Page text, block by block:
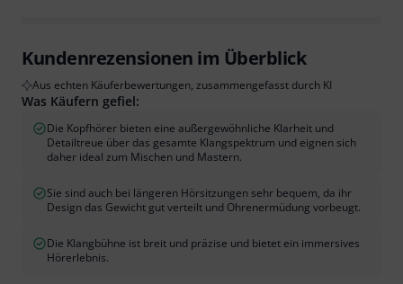
Kundenrezensionen im Überblick
Aus echten Käuferbewertungen, zusammengefasst durch KI
Was Käufern gefiel:
Die Kopfhörer bieten eine außergewöhnliche Klarheit und
Detailtreue über das gesamte Klangspektrum und eignen sich
daher ideal zum Mischen und Mastern.
Sie sind auch bei längeren Hörsitzungen sehr bequem, da ihr
Design das Gewicht gut verteilt und Ohrenermüdung vorbeugt.
Die Klangbühne ist breit und präzise und bietet ein immersives
Hörerlebnis.